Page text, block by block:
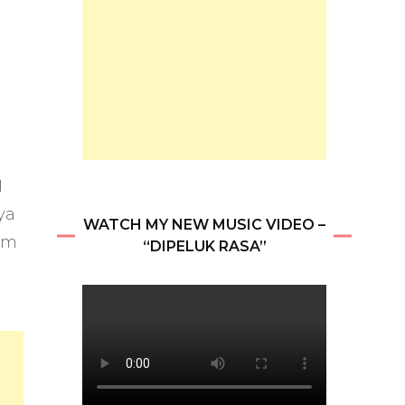
WATCH MY NEW MUSIC VIDEO –
“DIPELUK RASA”